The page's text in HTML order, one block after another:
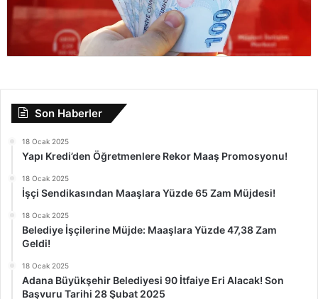
Son Haberler
18 Ocak 2025
Yapı Kredi’den Öğretmenlere Rekor Maaş Promosyonu!
18 Ocak 2025
İşçi Sendikasından Maaşlara Yüzde 65 Zam Müjdesi!
18 Ocak 2025
Belediye İşçilerine Müjde: Maaşlara Yüzde 47,38 Zam
Geldi!
18 Ocak 2025
Adana Büyükşehir Belediyesi 90 İtfaiye Eri Alacak! Son
Başvuru Tarihi 28 Şubat 2025